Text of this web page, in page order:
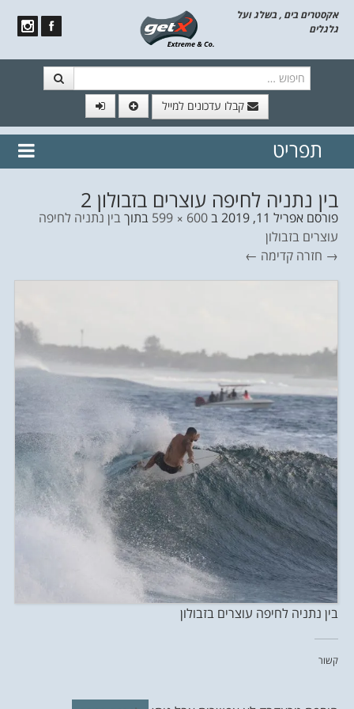
אקסטרים בים , בשלג ועל
גלגלים
קבלו עדכונים למייל
// הצטרף לרשימת תפוצה!
נשמח
תפריט
בין נתניה לחיפה עוצרים בזבולון 2
פורסם אפריל 11, 2019 ב600 × 599 בתוךבין נתניה לחיפה
עוצרים בזבולון
→ חזרה קדימה ←
בין נתניה לחיפה עוצרים בזבולון
קשור